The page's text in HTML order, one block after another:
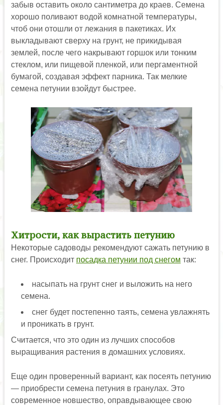
забыв оставить около сантиметра до краев. Семена
хорошо поливают водой комнатной температуры,
чтоб они отошли от лежания в пакетиках. Их
выкладывают сверху на грунт, не прикидывая
землей, после чего накрывают горшок или тонким
стеклом, или пищевой пленкой, или пергаментной
бумагой, создавая эффект парника. Так мелкие
семена петунии взойдут быстрее.
Хитрости, как вырастить петунию
Некоторые садоводы рекомендуют сажать петунию в
снег. Происходит посадка петунии под снегом так:
насыпать на грунт снег и выложить на него
семена.
снег будет постепенно таять, семена увлажнять
и проникать в грунт.
Считается, что это один из лучших способов
выращивания растения в домашних условиях.
Еще один проверенный вариант, как посеять петунию
— приобрести семена петуния в гранулах. Это
современное новшество, оправдывающее свою